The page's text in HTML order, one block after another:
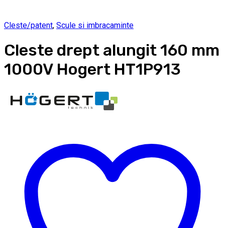
Cleste/patent, Scule si imbracaminte
Cleste drept alungit 160 mm
1000V Hogert HT1P913